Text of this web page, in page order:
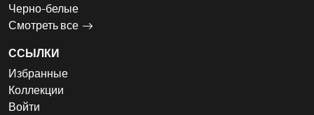
Черно-белые
Смотреть все
ССЫЛКИ
Избранные
Коллекции
Войти